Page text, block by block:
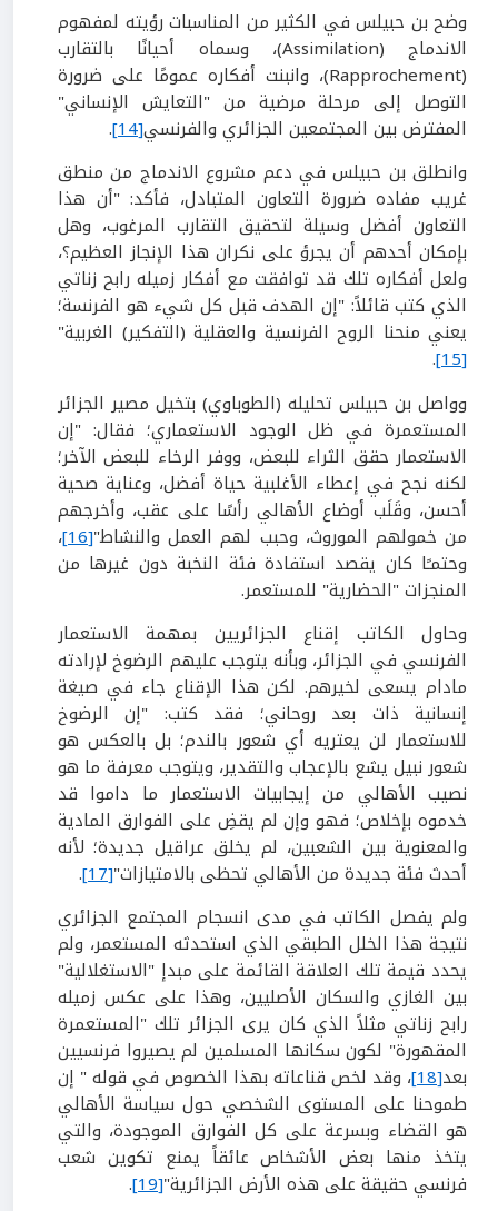
وضح بن حبيلس في الكثير من المناسبات رؤيته لمفهوم
الاندماج (Assimilation)، وسماه أحيانًا بالتقارب
(Rapprochement)، وانبنت أفكاره عمومًا على ضرورة
التوصل إلى مرحلة مرضية من "التعايش الإنساني"
المفترض بين المجتمعين الجزائري والفرنسي[14]
.
وانطلق بن حبيلس في دعم مشروع الاندماج من منطق
غريب مفاده ضرورة التعاون المتبادل، فأكد: "أن هذا
التعاون أفضل وسيلة لتحقيق التقارب المرغوب، وهل
بإمكان أحدهم أن يجرؤ على نكران هذا الإنجاز العظيم؟،
ولعل أفكاره تلك قد توافقت مع أفكار زميله رابح زناتي
الذي كتب قائلاً: "إن الهدف قبل كل شيء هو الفرنسة؛
يعني منحنا الروح الفرنسية والعقلية (التفكير) الغربية"
[15]
.
وواصل بن حبيلس تحليله (الطوباوي) بتخيل مصير الجزائر
المستعمرة في ظل الوجود الاستعماري؛ فقال: "إن
الاستعمار حقق الثراء للبعض، ووفر الرخاء للبعض الآخر؛
لكنه نجح في إعطاء الأغلبية حياة أفضل، وعناية صحية
أحسن، وقَلَب أوضاع الأهالي رأسًا على عقب، وأخرجهم
من خمولهم الموروث، وحبب لهم العمل والنشاط"[16]
،
وحتمـًا كان يقصد استفادة فئة النخبة دون غيرها من
المنجزات "الحضارية" للمستعمر.
وحاول الكاتب إقناع الجزائريين بمهمة الاستعمار
الفرنسي في الجزائر، وبأنه يتوجب عليهم الرضوخ لإرادته
مادام يسعى لخيرهم. لكن هذا الإقناع جاء في صيغة
إنسانية ذات بعد روحاني؛ فقد كتب: "إن الرضوخ
للاستعمار لن يعتريه أي شعور بالندم؛ بل بالعكس هو
شعور نبيل يشع بالإعجاب والتقدير، ويتوجب معرفة ما هو
نصيب الأهالي من إيجابيات الاستعمار ما داموا قد
خدموه بإخلاص؛ فهو وإن لم يقضِ على الفوارق المادية
والمعنوية بين الشعبين، لم يخلق عراقيل جديدة؛ لأنه
أحدث فئة جديدة من الأهالي تحظى بالامتيازات"[17]
.
ولم يفصل الكاتب في مدى انسجام المجتمع الجزائري
نتيجة هذا الخلل الطبقي الذي استحدثه المستعمر، ولم
يحدد قيمة تلك العلاقة القائمة على مبدإ "الاستغلالية"
بين الغازي والسكان الأصليين، وهذا على عكس زميله
رابح زناتي مثلاً الذي كان يرى الجزائر تلك "المستعمرة
المقهورة" لكون سكانها المسلمين لم يصيروا فرنسيين
بعد[18]
، وقد لخص قناعاته بهذا الخصوص في قوله " إن
طموحنا على المستوى الشخصي حول سياسة الأهالي
هو القضاء وبسرعة على كل الفوارق الموجودة، والتي
يتخذ منها بعض الأشخاص عائقاً يمنع تكوين شعب
فرنسي حقيقة على هذه الأرض الجزائرية"[19]
.